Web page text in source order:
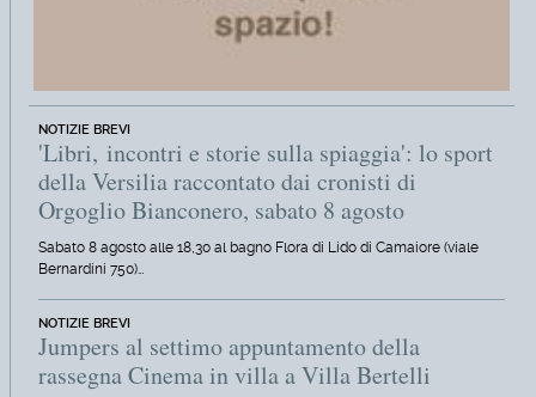
NOTIZIE BREVI
'Libri, incontri e storie sulla spiaggia': lo sport
della Versilia raccontato dai cronisti di
Orgoglio Bianconero, sabato 8 agosto
Sabato 8 agosto alle 18,30 al bagno Flora di Lido di Camaiore (viale
Bernardini 750)…
NOTIZIE BREVI
Jumpers al settimo appuntamento della
rassegna Cinema in villa a Villa Bertelli